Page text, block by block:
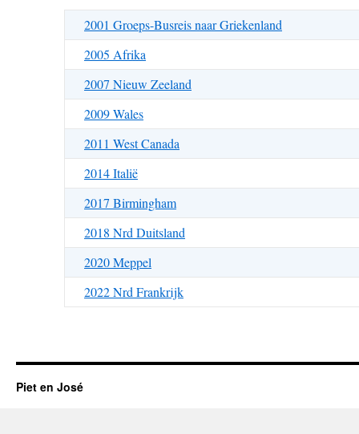
2001 Groeps-Busreis naar Griekenland
2005 Afrika
2007 Nieuw Zeeland
2009 Wales
2011 West Canada
2014 Italië
2017 Birmingham
2018 Nrd Duitsland
2020 Meppel
2022 Nrd Frankrijk
Piet en José